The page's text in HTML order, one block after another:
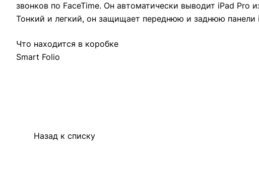
звонков по FaceTime. Он автоматически выводит iPad
Тонкий и легкий, он защищает переднюю и заднюю панели
Что находится в коробке
Smart Folio
Назад к списку